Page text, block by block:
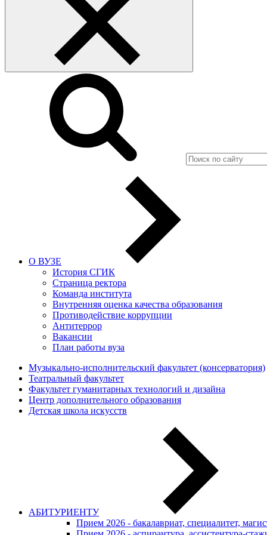
О ВУЗЕ
История СГИК
Страница ректора
Команда института
Внутренняя оценка качества образования
Противодействие коррупции
Антитеррор
Вакансии
План работы вуза
Музыкально-исполнительский факультет (консерватория)
Театральный факультет
Факультет гуманитарных технологий и дизайна
Центр дополнительного образования
Детская школа искусств
АБИТУРИЕНТУ
Прием 2026 - бакалавриат, специалитет,